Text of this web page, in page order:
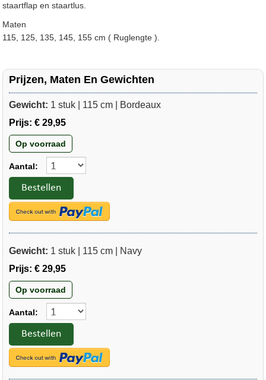
staartflap en staartlus.
Maten
115, 125, 135, 145, 155 cm ( Ruglengte ).
Prijzen, Maten En Gewichten
Gewicht: 1 stuk | 115 cm | Bordeaux
Prijs: € 29,95
Op voorraad
Aantal:
Bestellen
Gewicht: 1 stuk | 115 cm | Navy
Prijs: € 29,95
Op voorraad
Aantal:
Bestellen